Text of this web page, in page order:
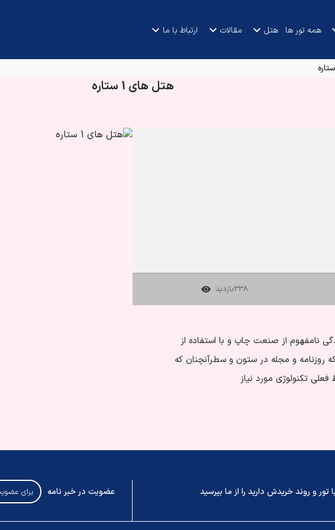
همه تور ها هتل مقالات ارتباط با ما
هتل های 1 ستاره
338بازدید
نامفهوم از صنعت چاپ و با استفاده از
روزنامه و مجله در ستون و سطرآنچنان که
تکنولوژی مورد نیاز
تور و روند خریدش دارید را از ما بپرسید عضویت در خبر نامه